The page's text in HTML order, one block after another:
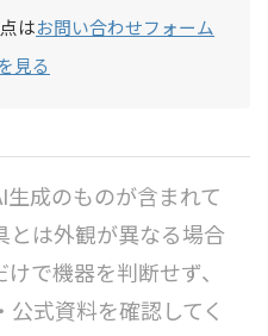
はお問い合わせフォーム
見る
成のものが含まれて
とは外観が異なる場合
で機器を判断せず、
式資料を確認してく